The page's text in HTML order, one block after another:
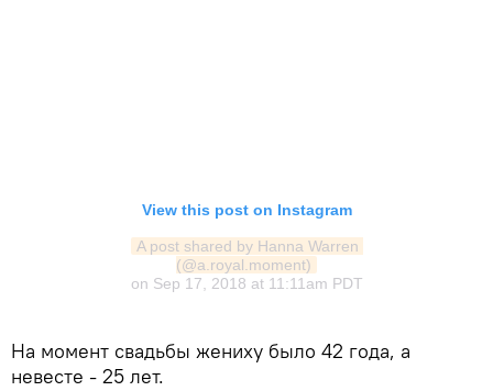
View this post on Instagram
A post shared by Hanna Warren
(@a.royal.moment)
on Sep 17, 2018 at 11:11am PDT
На момент свадьбы жениху было 42 года, а
невесте - 25 лет.